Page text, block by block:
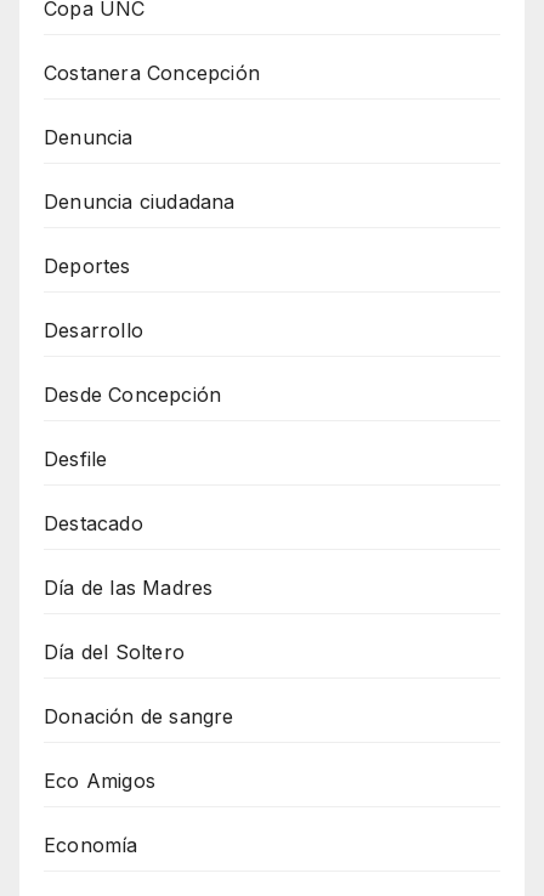
Copa UNC
Costanera Concepción
Denuncia
Denuncia ciudadana
Deportes
Desarrollo
Desde Concepción
Desfile
Destacado
Día de las Madres
Día del Soltero
Donación de sangre
Eco Amigos
Economía